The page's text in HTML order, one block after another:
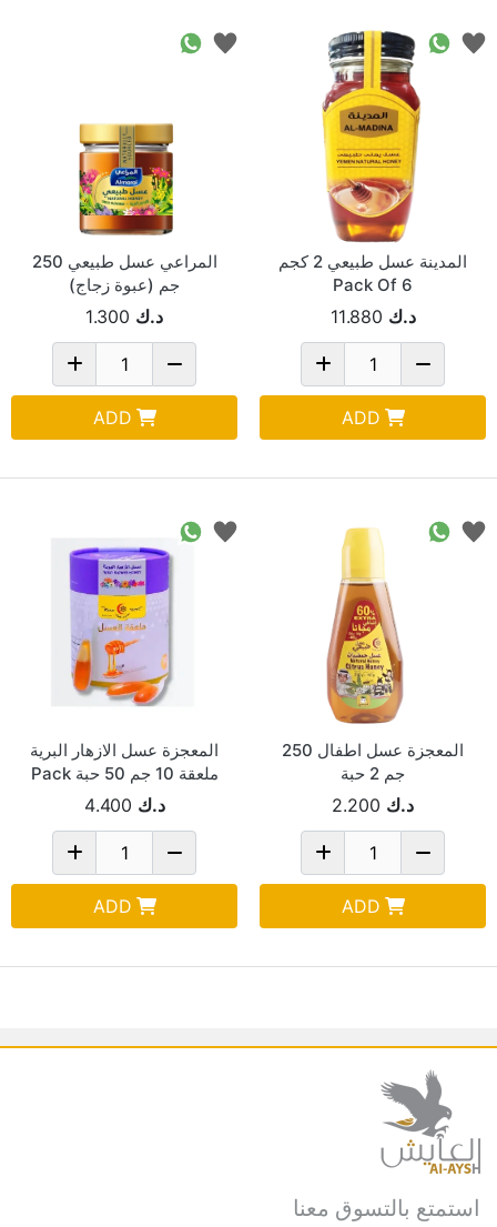
المدينة عسل طبيعي 2 كجم
Pack Of 6
د.ك 11.880
ADD
المراعي عسل طبيعي 250
جم (عبوة زجاج)
د.ك 1.300
ADD
المعجزة عسل اطفال 250
جم 2 حبة
د.ك 2.200
ADD
المعجزة عسل الازهار البرية
ملعقة 10 جم 50 حبة Pack
Of 50د.ك 4.400
ADD
استمتع بالتسوق معنا